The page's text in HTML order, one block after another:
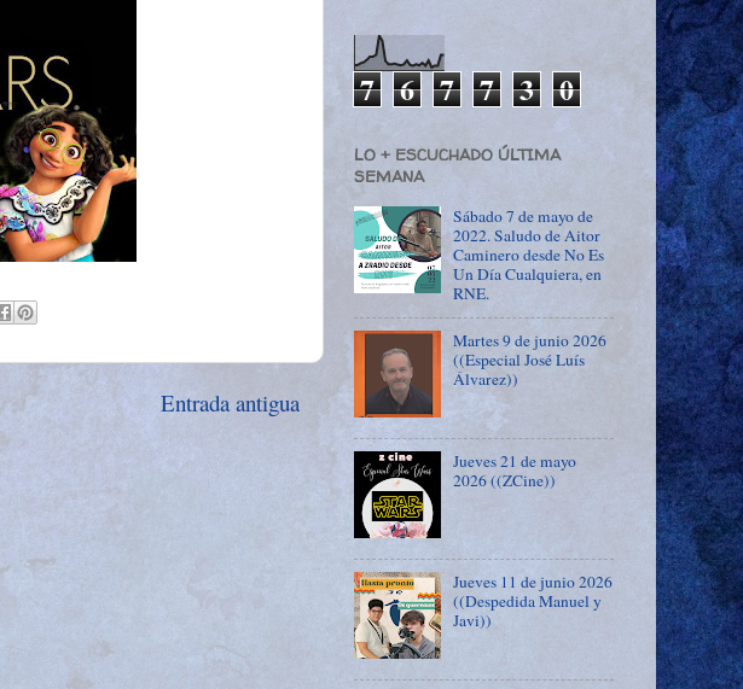
Entrada antigua
7 6 7 7 3 0
LO + ESCUCHADO ÚLTIMA
SEMANA
Sábado 7 de mayo de
2022. Saludo de Aitor
Caminero desde No Es
Un Día Cualquiera, en
RNE.
Martes 9 de junio 2026
((Especial José Luís
Álvarez))
Jueves 21 de mayo
2026 ((ZCine))
Jueves 11 de junio 2026
((Despedida Manuel y
Javi))